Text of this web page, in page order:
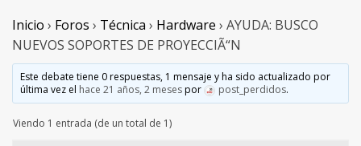
Ayuda
Entrar
Inicio › Foros › Técnica › Hardware › AYUDA: BUSCO
NUEVOS SOPORTES DE PROYECCIÃ“N
Este debate tiene 0 respuestas, 1 mensaje y ha sido actualizado por
última vez el hace 21 años, 2 mesespor post_perdidos.
Viendo 1 entrada (de un total de 1)